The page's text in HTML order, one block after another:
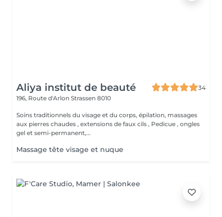
Aliya institut de beauté
34
196, Route d'Arlon Strassen 8010
Soins traditionnels du visage et du corps, épilation, massages
aux pierres chaudes , extensions de faux cils , Pedicue , ongles
gel et semi-permanent,...
Massage tête visage et nuque